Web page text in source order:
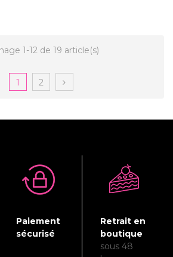
1-12 de 19 article(s)
1 2
Paiement
sécurisé
Retrait en
boutique
sous 48